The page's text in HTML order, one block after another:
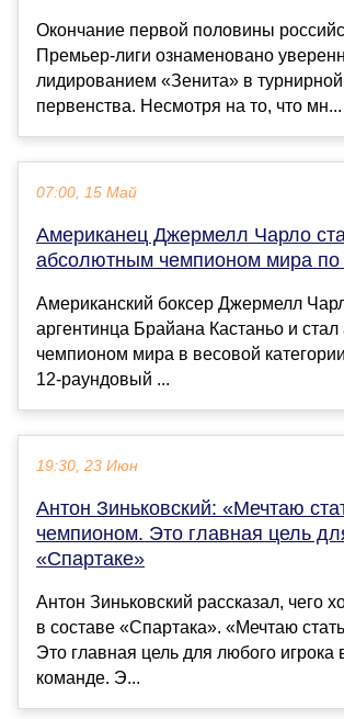
Окончание первой половины
Премьер-лиги ознаменовано
лидированием «Зенита» в
первенства. Несмотря на то, что мн...
07:00, 15 Май
Американец Джермелл Чарло
абсолютным чемпионом мира по
Американский боксер Джермелл
аргентинца Брайана Кастаньо и
чемпионом мира в весовой категории
12-раундовый ...
19:30, 23 Июн
Антон Зиньковский: «Мечтаю
чемпионом. Это главная цель
«Спартаке»
Антон Зиньковский рассказал, чего
в составе «Спартака». «Мечтаю
Это главная цель для любого игрока
команде. Э...